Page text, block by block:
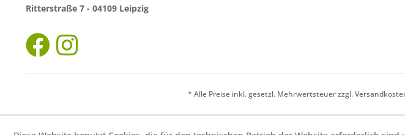
Ritterstraße 7 - 04109 Leipzig
* Alle Preise inkl. gesetzl. Mehrwertsteuer zzgl.